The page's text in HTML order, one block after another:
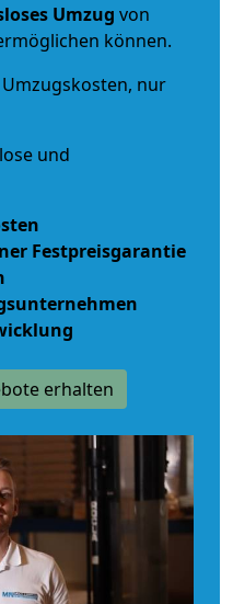
Umzug von
können.
Umzugskosten, nur
und
Festpreisgarantie
erhalten